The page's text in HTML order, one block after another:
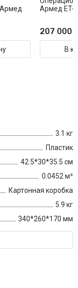
Армед
Армед ET-
207 000
В
3.1 кг
Пластик
42.5*30*35.5 см
0.0452 м³
Картонная коробка
5.9 кг
340*260*170 мм